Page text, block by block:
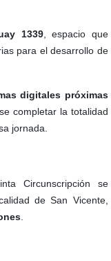
1339, espacio que
para el desarrollo de
digitales próximas
completar la totalidad
jornada.
Circunscripción se
de San Vicente,